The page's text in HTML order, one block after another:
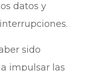
datos y
sido
impulsar las